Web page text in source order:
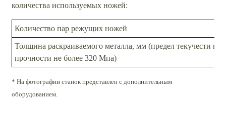
количества используемых ножей:
Количество пар режущих ножей
Толщина раскраиваемого металла, мм (предел текучести не
прочности не более 320 Мпа)
* На фотографии станок представлен с дополнительным
оборудованием.